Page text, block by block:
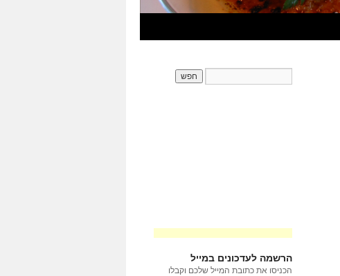
הרשמה לעדכונים במייל
הכניסו את כתובת המייל שלכם וקבלו